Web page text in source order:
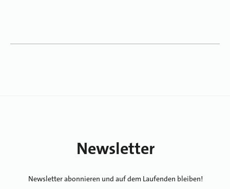
Newsletter
Newsletter abonnieren und auf dem Laufenden bleiben!